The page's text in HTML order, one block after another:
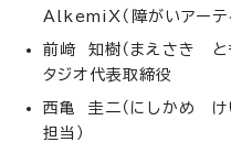
AlkemiX（障がいアーテ
前﨑 知樹（まえさき と
タジオ代表取締役
西亀 圭二（にしかめ け
担当）